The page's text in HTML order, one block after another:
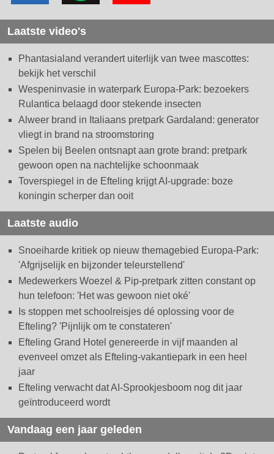
Laatste video's
Phantasialand verandert uiterlijk van twee mascottes:
bekijk het verschil
Wespeninvasie in waterpark Europa-Park: bezoekers
Rulantica belaagd door stekende insecten
Alweer brand in Italiaans pretpark Gardaland: generator
vliegt in brand na stroomstoring
Spelen bij Beelen ontsnapt aan grote brand: pretpark
gewoon open na nachtelijke schoonmaak
Toverspiegel in de Efteling krijgt AI-upgrade: boze
koningin scherper dan ooit
Laatste audio
Snoeiharde kritiek op nieuw themagebied Europa-Park:
'Afgrijselijk en bijzonder teleurstellend'
Medewerkers Woezel & Pip-pretpark zitten constant op
hun telefoon: 'Het was gewoon niet oké'
Is stoppen met schoolreisjes dé oplossing voor de
Efteling? 'Pijnlijk om te constateren'
Efteling Grand Hotel genereerde in vijf maanden al
evenveel omzet als Efteling-vakantiepark in een heel
jaar
Efteling verwacht dat AI-Sprookjesboom nog dit jaar
geïntroduceerd wordt
Vandaag een jaar geleden